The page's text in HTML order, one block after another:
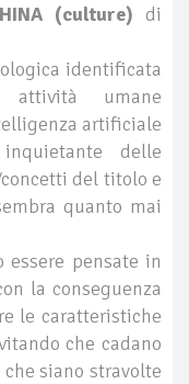
(culture) di
identificata
attività umane
artificiale
delle
del titolo e
quanto mai
essere pensate in
la conseguenza
le caratteristiche
che cadano
siano stravolte